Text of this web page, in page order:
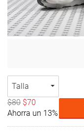
Talla
$80 $70
Ahorra un 13%